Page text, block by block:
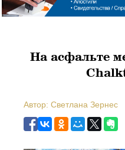
На асфальте
Автор: Светлана Зернес